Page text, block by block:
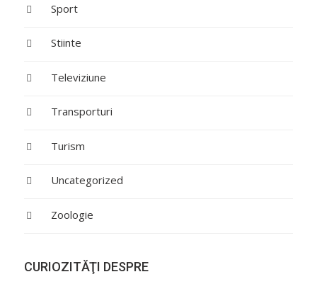
Sport
Stiinte
Televiziune
Transporturi
Turism
Uncategorized
Zoologie
CURIOZITĂŢI DESPRE